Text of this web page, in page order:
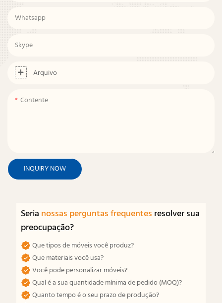
Whatsapp
Skype
Arquivo
Contente
INQUIRY NOW
Seria nossas perguntas frequentes resolver sua
preocupação?
Que tipos de móveis você produz?
Que materiais você usa?
Você pode personalizar móveis?
Qual é a sua quantidade mínima de pedido (MOQ)?
Quanto tempo é o seu prazo de produção?